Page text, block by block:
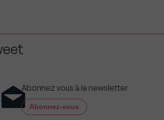
Abonnez vous à la newsletter
Abonnez-vous